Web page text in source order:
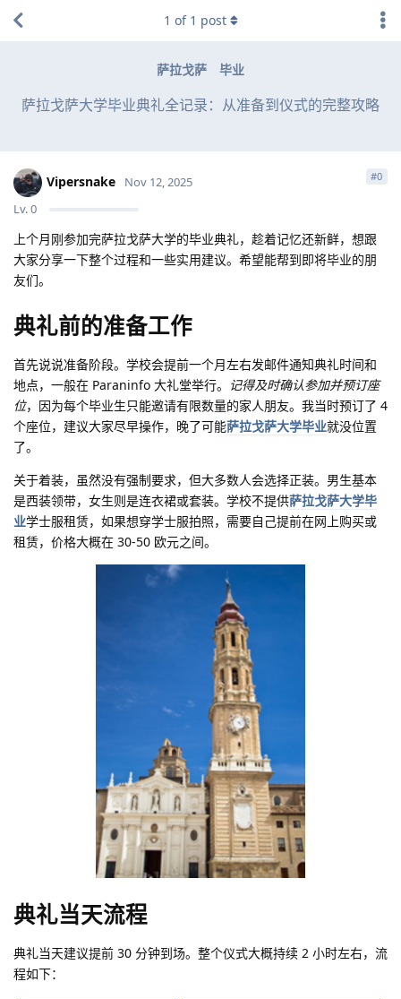
萨拉戈萨 毕业
萨拉戈萨大学毕业典礼全记录：从准备到仪式的完整攻略
1 of 1 post
Vipersnake
Lv.0
Nov 12, 2025 #0
上个月刚参加完萨拉戈萨大学的毕业典礼，趁着记忆还新鲜，想跟
大家分享一下整个过程和一些实用建议。希望能帮到即将毕业的朋
友们。
典礼前的准备工作
首先说说准备阶段。学校会提前一个月左右发邮件通知典礼时间和
地点，一般在 Paraninfo 大礼堂举行。 记得及时确认参加并预订座
位，因为每个毕业生只能邀请有限数量的家人朋友。我当时预订了 4
个座位，建议大家尽早操作，晚了可能萨拉戈萨大学毕业就没位置
了。
关于着装，虽然没有强制要求，但大多数人会选择正装。男生基本
是西装领带，女生则是连衣裙或套装。学校不提供萨拉戈萨大学毕
业学士服租赁，如果想穿学士服拍照，需要自己提前在网上购买或
租赁，价格大概在 30-50 欧元之间。
典礼当天流程
典礼当天建议提前 30 分钟到场。整个仪式大概持续 2 小时左右，流
程如下：